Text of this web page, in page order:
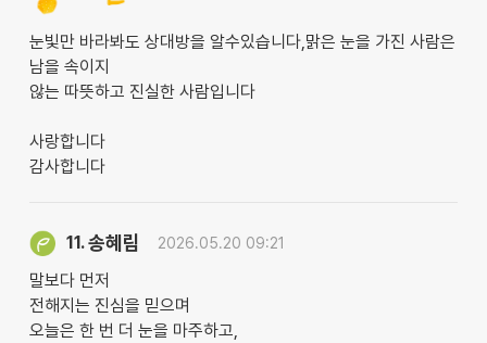
눈빛만 바라봐도 상대방을 알수있습니다,맑은 눈을 가진 사람은
남을 속이지
않는 따뜻하고 진실한 사람입니다
사랑합니다
감사합니다
11.송혜림 2026.05.20 09:21
말보다 먼저
전해지는 진심을 믿으며
오늘은 한 번 더 눈을 마주하고,